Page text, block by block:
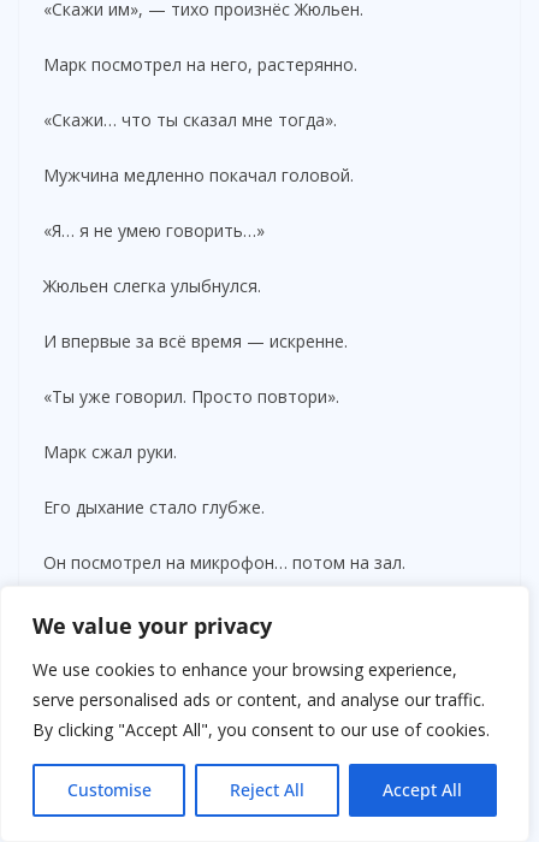
We value your privacy
We use cookies to enhance your browsing experience,
serve personalised ads or content, and analyse our traffic.
By clicking "Accept All", you consent to our use of cookies.
Customise Reject All Accept All
«Скажи им», — тихо произнёс Жюльен.
Марк посмотрел на него, растерянно.
«Скажи… что ты сказал мне тогда».
Мужчина медленно покачал головой.
«Я… я не умею говорить…»
Жюльен слегка улыбнулся.
И впервые за всё время — искренне.
«Ты уже говорил. Просто повтори».
Марк сжал руки.
Его дыхание стало глубже.
Он посмотрел на микрофон… потом на зал.
И в этот момент в аудитории снова воцарилась
Никто больше не смеялся.
Никто не шептался.
Все ждали.